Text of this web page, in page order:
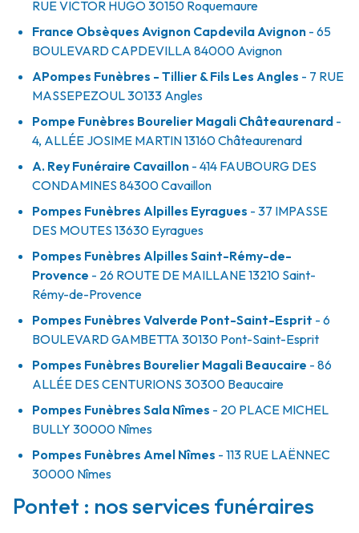
RUE VICTOR HUGO30150 Roquemaure
France Obsèques Avignon Capdevila Avignon - 65
BOULEVARD CAPDEVILLA 84000 Avignon
APompes Funèbres - Tillier & Fils Les Angles - 7 RUE
MASSEPEZOUL30133 Angles
Pompe Funèbres Bourelier Magali Châteaurenard -
4, ALLÉE JOSIME MARTIN13160Châteaurenard
A. Rey Funéraire Cavaillon - 414 FAUBOURG DES
CONDAMINES 84300Cavaillon
Pompes Funèbres Alpilles Eyragues - 37 IMPASSE
DES MOUTES 13630 Eyragues
Pompes Funèbres Alpilles Saint-Rémy-de-
Provence - 26 ROUTE DE MAILLANE13210 Saint-
Rémy-de-Provence
Pompes Funèbres Valverde Pont-Saint-Esprit - 6
BOULEVARD GAMBETTA 30130 Pont-Saint-Esprit
Pompes Funèbres Bourelier Magali Beaucaire - 86
ALLÉE DES CENTURIONS 30300 Beaucaire
Pompes Funèbres Sala Nîmes - 20 PLACE MICHEL
BULLY 30000 Nîmes
Pompes Funèbres Amel Nîmes - 113 RUE LAËNNEC
30000 Nîmes
Pontet : nos services funéraires